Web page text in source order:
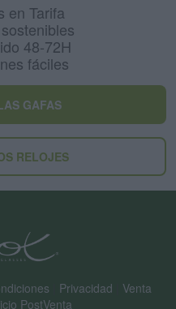
en Tarifa
48-72H
fáciles
GAFAS
RELOJES
Privacidad
Venta
PostVenta